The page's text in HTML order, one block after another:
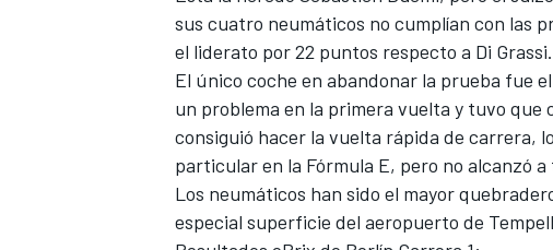
MÁS CATEGORÍAS
sus cuatro neumáticos no cumplían con las
el liderato por 22 puntos respecto a Di Grassi.
El único coche en abandonar la prueba fue
un problema en la primera vuelta y tuvo que
consiguió hacer la vuelta rápida de carrera,
particular en la Fórmula E, pero no alcanzó
Los neumáticos han sido el mayor
especial superficie del aeropuerto de